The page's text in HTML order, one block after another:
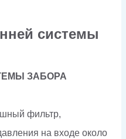
системы
ЗАБОРА
фильтр,
на входе около